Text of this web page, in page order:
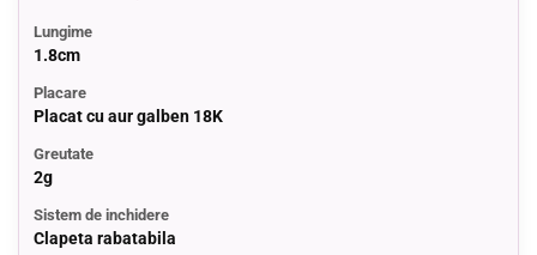
Lungime
1.8cm
Placare
Placat cu aur galben 18K
Greutate
2g
Sistem de inchidere
Clapeta rabatabila